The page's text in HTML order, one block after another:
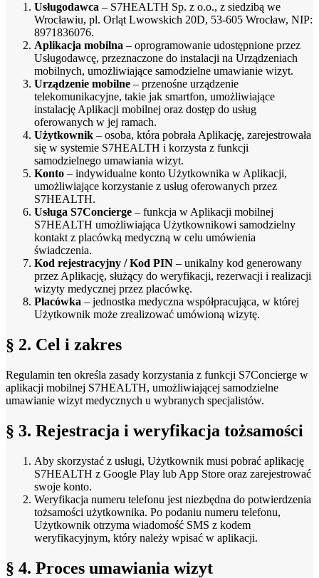
Usługodawca – S7HEALTH Sp. z o.o., z siedzibą we
Wrocławiu, pl. Orląt Lwowskich 20D, 53-605 Wrocław, NIP:
8971836076.
Aplikacja mobilna – oprogramowanie udostępnione przez
Usługodawcę, przeznaczone do instalacji na Urządzeniach
mobilnych, umożliwiające samodzielne umawianie wizyt.
Urządzenie mobilne – przenośne urządzenie
telekomunikacyjne, takie jak smartfon, umożliwiające
instalację Aplikacji mobilnej oraz dostęp do usług
oferowanych w jej ramach.
Użytkownik – osoba, która pobrała Aplikację, zarejestrowała
się w systemie S7HEALTH i korzysta z funkcji
samodzielnego umawiania wizyt.
Konto – indywidualne konto Użytkownika w Aplikacji,
umożliwiające korzystanie z usług oferowanych przez
S7HEALTH.
Usługa S7Concierge – funkcja w Aplikacji mobilnej
S7HEALTH umożliwiająca Użytkownikowi samodzielny
kontakt z placówką medyczną w celu umówienia
świadczenia.
Kod rejestracyjny / Kod PIN – unikalny kod generowany
przez Aplikację, służący do weryfikacji, rezerwacji i realizacji
wizyty medycznej przez placówkę.
Placówka – jednostka medyczna współpracująca, w której
Użytkownik może zrealizować umówioną wizytę.
§ 2. Cel i zakres
Regulamin ten określa zasady korzystania z funkcji S7Concierge w
aplikacji mobilnej S7HEALTH, umożliwiającej samodzielne
umawianie wizyt medycznych u wybranych specjalistów.
§ 3. Rejestracja i weryfikacja tożsamości
Aby skorzystać z usługi, Użytkownik musi pobrać aplikację
S7HEALTH z Google Play lub App Store oraz zarejestrować
swoje konto.
Weryfikacja numeru telefonu jest niezbędna do potwierdzenia
tożsamości użytkownika. Po podaniu numeru telefonu,
Użytkownik otrzyma wiadomość SMS z kodem
weryfikacyjnym, który należy wpisać w aplikacji.
§ 4. Proces umawiania wizyt